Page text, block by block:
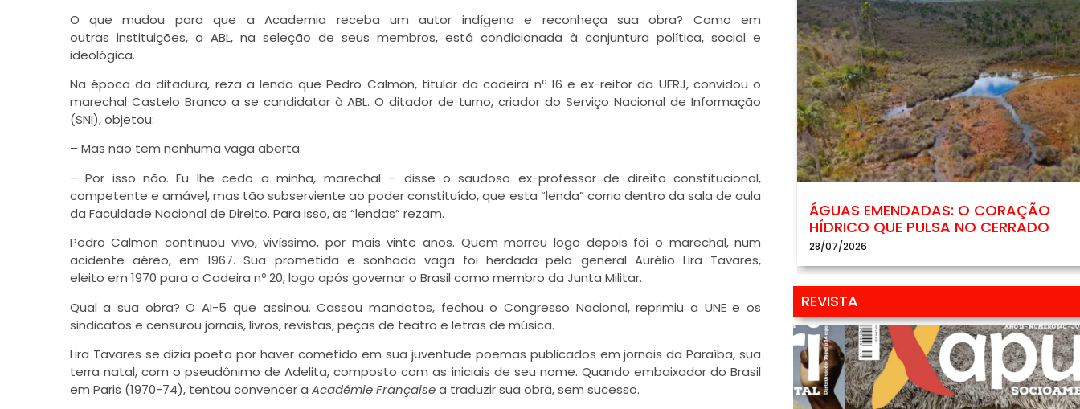
O que mudou para que a Academia receba um autor indígena e reconheça sua obra? Como em
outras instituições, a ABL, na seleção de seus membros, está condicionada à conjuntura política, social e
ideológica.
Na época da ditadura, reza a lenda que Pedro Calmon, titular da cadeira nº 16 e ex-reitor da UFRJ, convidou o
marechal Castelo Branco a se candidatar à ABL. O ditador de turno, criador do Serviço Nacional de Informação
(SNI), objetou:
– Mas não tem nenhuma vaga aberta.
– Por isso não. Eu lhe cedo a minha, marechal – disse o saudoso ex-professor de direito constitucional,
competente e amável, mas tão subserviente ao poder constituído, que esta “lenda” corria dentro da sala de aula
da Faculdade Nacional de Direito. Para isso, as “lendas” rezam.
Pedro Calmon continuou vivo, vivíssimo, por mais vinte anos. Quem morreu logo depois foi o marechal, num
acidente aéreo, em 1967. Sua prometida e sonhada vaga foi herdada pelo general Aurélio Lira Tavares,
eleito em 1970 para a Cadeira nº 20, logo após governar o Brasil como membro da Junta Militar.
Qual a sua obra? O AI-5 que assinou. Cassou mandatos, fechou o Congresso Nacional, reprimiu a UNE e os
sindicatos e censurou jornais, livros, revistas, peças de teatro e letras de música.
Lira Tavares se dizia poeta por haver cometido em sua juventude poemas publicados em jornais da Paraíba, sua
terra natal, com o pseudônimo de Adelita, composto com as iniciais de seu nome. Quando embaixador do Brasil
em Paris (1970-74), tentou convencer a Académie Françaisea traduzir sua obra, sem sucesso.
ÁGUAS EMENDADAS: O CORAÇÃO
HÍDRICO QUE PULSA NO CERRADO
28/07/2026
REVISTA